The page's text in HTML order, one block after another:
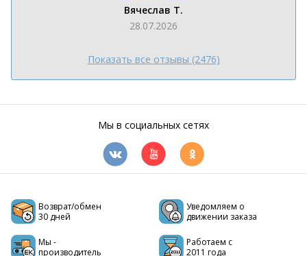
Вячеслав Т.
28.07.2026
Показать все отзывы (2476)
Мы в социальных сетях
Возврат/обмен
30 дней
Уведомляем о
движении заказа
Мы -
производитель
Работаем с
2011 года